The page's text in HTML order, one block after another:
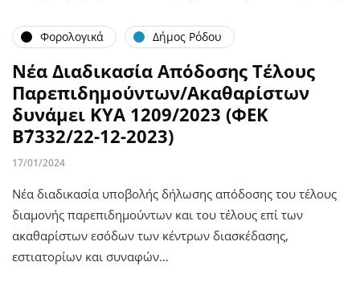
Φορολογικά Δήμος Ρόδου
Νέα Διαδικασία Απόδοσης Τέλους
Παρεπιδημούντων/Ακαθαρίστων
δυνάμει ΚΥΑ 1209/2023 (ΦΕΚ
Β΄7332/22-12-2023)
17/01/2024
Νέα διαδικασία υποβολής δήλωσης απόδοσης του τέλους
διαμονής παρεπιδημούντων και του τέλους επί των
ακαθαρίστων εσόδων των κέντρων διασκέδασης,
εστιατορίων και συναφών…